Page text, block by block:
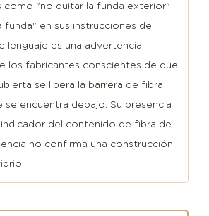
como "no quitar la funda exterior"
funda" en sus instrucciones de
lenguaje es una advertencia
los fabricantes conscientes de que
se libera la barrera de fibra
se encuentra debajo. Su presencia
del contenido de fibra de
no confirma una construcción